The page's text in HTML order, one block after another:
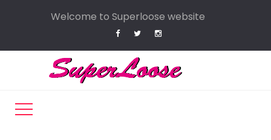
Welcome to Superloose website